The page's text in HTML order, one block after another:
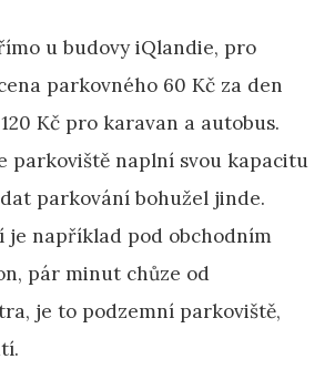
u budovy iQlandie, pro
parkovného 60 Kč za den
Kč pro karavan a autobus.
parkoviště naplní svou kapacitu
parkování bohužel jinde.
je například pod obchodním
pár minut chůze od
je to podzemní parkoviště,